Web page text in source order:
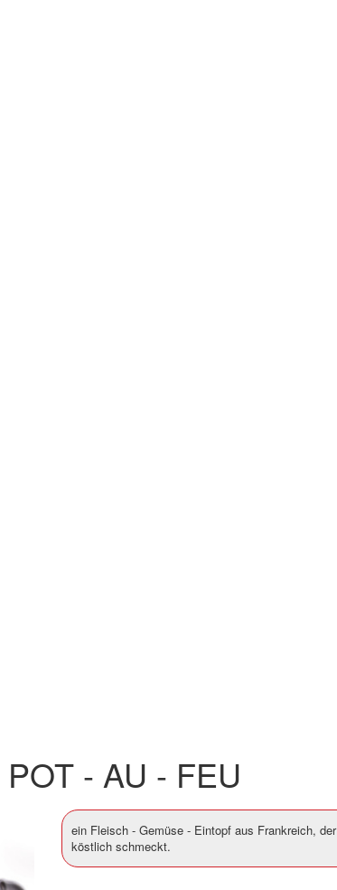
POT - AU - FEU
ein Fleisch - Gemüse - Eintopf aus Frankreich, der
köstlich schmeckt.